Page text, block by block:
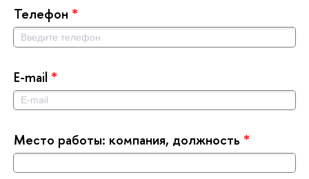
Телефон *
E-mail *
Место работы: компания, должность *